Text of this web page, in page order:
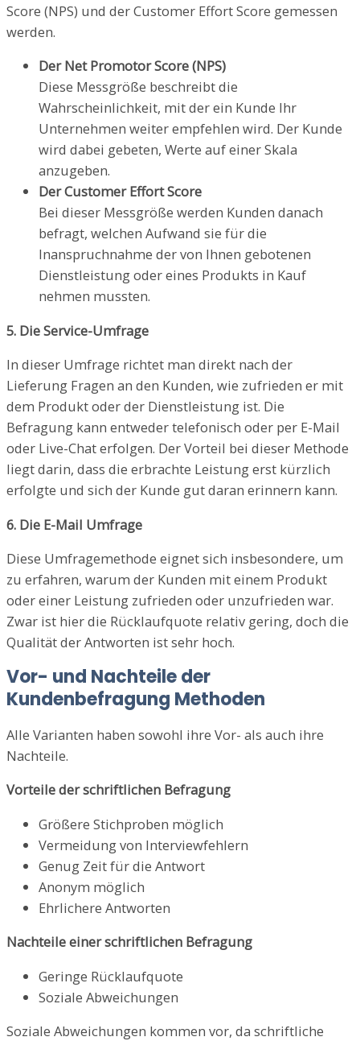
Score (NPS) und der Customer Effort Score gemessen
werden.
Der Net Promotor Score (NPS)
Diese Messgröße beschreibt die
Wahrscheinlichkeit, mit der ein Kunde Ihr
Unternehmen weiter empfehlen wird. Der Kunde
wird dabei gebeten, Werte auf einer Skala
anzugeben.
Der Customer Effort Score
Bei dieser Messgröße werden Kunden danach
befragt, welchen Aufwand sie für die
Inanspruchnahme der von Ihnen gebotenen
Dienstleistung oder eines Produkts in Kauf
nehmen mussten.
5. Die Service-Umfrage
In dieser Umfrage richtet man direkt nach der
Lieferung Fragen an den Kunden, wie zufrieden er mit
dem Produkt oder der Dienstleistung ist. Die
Befragung kann entweder telefonisch oder per E-Mail
oder Live-Chat erfolgen. Der Vorteil bei dieser Methode
liegt darin, dass die erbrachte Leistung erst kürzlich
erfolgte und sich der Kunde gut daran erinnern kann.
6. Die E-Mail Umfrage
Diese Umfragemethode eignet sich insbesondere, um
zu erfahren, warum der Kunden mit einem Produkt
oder einer Leistung zufrieden oder unzufrieden war.
Zwar ist hier die Rücklaufquote relativ gering, doch die
Qualität der Antworten ist sehr hoch.
Vor- und Nachteile der
Kundenbefragung Methoden
Alle Varianten haben sowohl ihre Vor- als auch ihre
Nachteile.
Vorteile der schriftlichen Befragung
Größere Stichproben möglich
Vermeidung von Interviewfehlern
Genug Zeit für die Antwort
Anonym möglich
Ehrlichere Antworten
Nachteile einer schriftlichen Befragung
Geringe Rücklaufquote
Soziale Abweichungen
Soziale Abweichungen kommen vor, da schriftliche